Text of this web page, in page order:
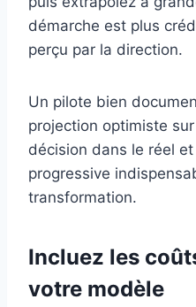
démarche est plus
perçu par la direction.
Un pilote bien
projection optimiste
décision dans le réel
progressive
transformation.
Incluez les
votre modèle